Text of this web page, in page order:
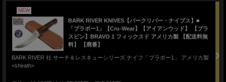
NEW
BARK RIVER KNIVES【バークリバー・ナイブス】■
「ブラボー1」【Cru-Wear】【アイアンウッド】 【ブラ
スピン】BRAVO 1 フィックスド アメリカ製 【配送料無
料】 【廃番】
BARK RIVER 社 サーチ＆レスキューシリーズ ナイフ「ブラボー1」 アメリカ製
<sheath>